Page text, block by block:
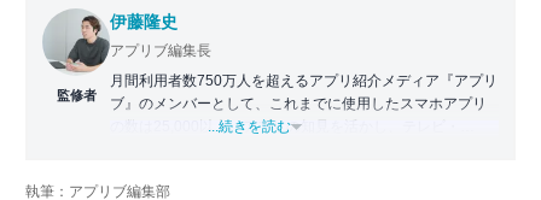
監修者
伊藤隆史
アプリブ編集長
月間利用者数750万人を超えるアプリ紹介メディア『アプリ
ブ』のメンバーとして、これまでに使用したスマホアプリ
の数は25,000以上。アプリの知見を活かし、テレビ・
化アプリの紹介）、TBS『サタプラ』（スマホライフが変
...続きを読む
執筆：アプリブ編集部